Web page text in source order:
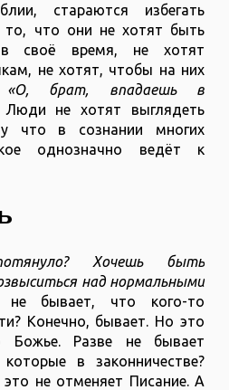
стараются избегать
то, что они не хотят быть
своё время, не хотят
не хотят, чтобы на них
«О, брат, впадаешь в
Люди не хотят выглядеть
что в сознании многих
однозначно ведёт к
Хочешь быть
над нормальными
бывает, что кого-то
Конечно, бывает. Но это
Божье. Разве не бывает
в законничестве?
не отменяет Писание. А